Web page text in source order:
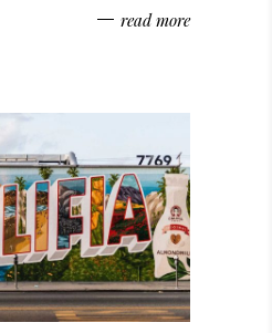
read more